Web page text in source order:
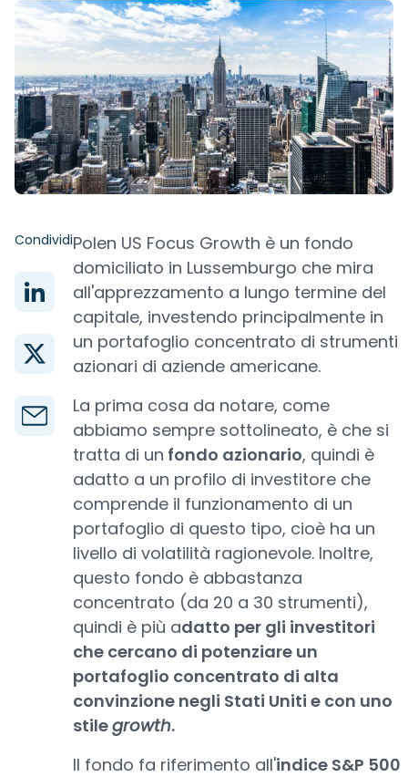
CondividiPolen US Focus Growth è un fondo
domiciliato in Lussemburgo che mira
all'apprezzamento a lungo termine del
capitale, investendo principalmente in
un portafoglio concentrato di strumenti
azionari di aziende americane.
La prima cosa da notare, come
abbiamo sempre sottolineato, è che si
tratta di un fondo azionario, quindi è
adatto a un profilo di investitore che
comprende il funzionamento di un
portafoglio di questo tipo, cioè ha un
livello di volatilità ragionevole. Inoltre,
questo fondo è abbastanza
concentrato (da 20 a 30 strumenti),
quindi è più adatto per gli investitori
che cercano di potenziare un
portafoglio concentrato di alta
convinzione negli Stati Uniti e con uno
stilegrowth.
Il fondo fa riferimento all'indice S&P 500